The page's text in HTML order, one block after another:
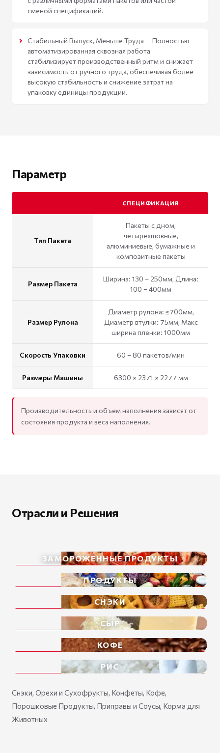
сменой спецификаций.
Стабильный Выпуск, Меньше Труда — Полностью
автоматизированная сквозная работа
стабилизирует производственный ритм и снижает
зависимость от ручного труда, обеспечивая более
высокую стабильность и снижение затрат на
упаковку единицы продукции.
Параметр
СПЕЦИФИКАЦИЯ
Тип Пакета
Пакеты с дном,
четырехшовные,
алюминиевые, бумажные и
композитные пакеты
Размер Пакета
Ширина: 130 – 250мм, Длина:
100 – 400мм
Размер Рулона
Диаметр рулона: ≤700мм,
Диаметр втулки: 75мм, Макс
ширина пленки: 1000мм
Скорость Упаковки 60 – 80 пакетов/мин
Размеры Машины 6300 × 2371 × 2277 мм
Производительность и объем наполнения зависят от
состояния продукта и веса наполнения.
Отрасли и Решения
ЗАМОРОЖЕННЫЕ ПРОДУКТЫ
ПРОДУКТЫ
СНЭКИ
СЫР
КОФЕ
РИС
Снэки, Орехи и Сухофрукты, Конфеты, Кофе,
Порошковые Продукты, Приправы и Соусы, Корма для
Животных